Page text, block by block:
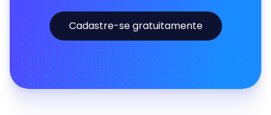
Cadastre-se gratuitamente